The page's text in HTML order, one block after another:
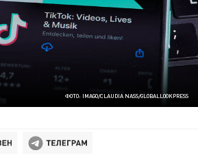
ФОТО: IMAGO/CLAUDIA NASS/GLOBALLOOKPRESS